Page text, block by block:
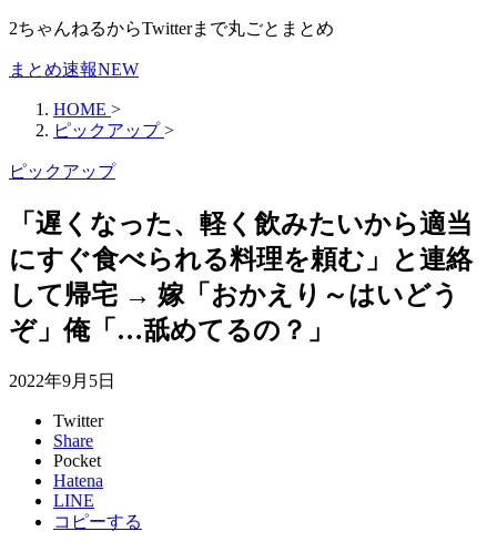
2ちゃんねるからTwitterまで丸ごとまとめ
まとめ速報NEW
HOME >
ピックアップ >
ピックアップ
「遅くなった、軽く飲みたいから適当
にすぐ食べられる料理を頼む」と連絡
して帰宅 → 嫁「おかえり～はいどう
ぞ」俺「…舐めてるの？」
2022年9月5日
Twitter
Share
Pocket
Hatena
LINE
コピーする